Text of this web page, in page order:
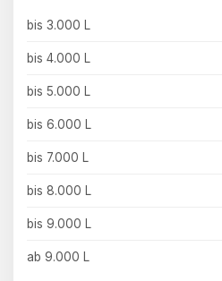
bis 3.000 L
bis 4.000 L
bis 5.000 L
bis 6.000 L
bis 7.000 L
bis 8.000 L
bis 9.000 L
ab 9.000 L